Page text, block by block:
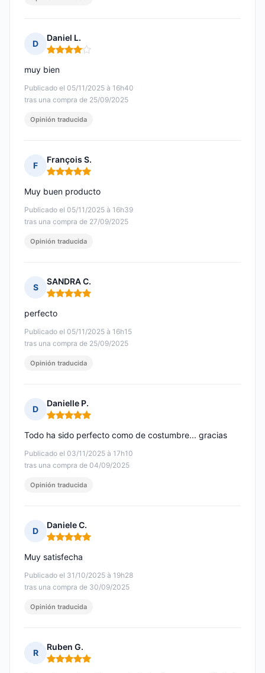
D
Daniel L.
Nota: 4 de 5
Publicado el 05/11/2025 à 16h40
tras una compra de 25/09/2025
muy bien
Opinión traducida
F
François S.
Nota: 5 de 5
Publicado el 05/11/2025 à 16h39
tras una compra de 27/09/2025
Muy buen producto
Opinión traducida
S
SANDRA C.
Nota: 5 de 5
Publicado el 05/11/2025 à 16h15
tras una compra de 25/09/2025
perfecto
Opinión traducida
D
Danielle P.
Nota: 5 de 5
Publicado el 03/11/2025 à 17h10
tras una compra de 04/09/2025
Todo ha sido perfecto como de costumbre... gracias
Opinión traducida
D
Daniele C.
Nota: 5 de 5
Publicado el 31/10/2025 à 19h28
tras una compra de 30/09/2025
Muy satisfecha
Opinión traducida
R
Ruben G.
Nota: 5 de 5